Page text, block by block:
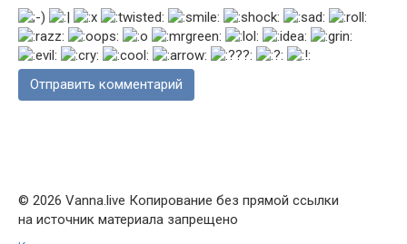
© 2026 Vanna.live Копирование без прямой ссылки
на источник материала запрещено